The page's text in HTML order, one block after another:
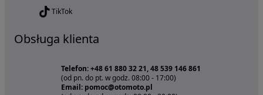
TikTok
Obsługa klienta
Telefon: +48 61 880 32 21, 48 539 146 861
(od pn. do pt. w godz. 08:00 - 17:00)
Email: pomoc@otomoto.pl